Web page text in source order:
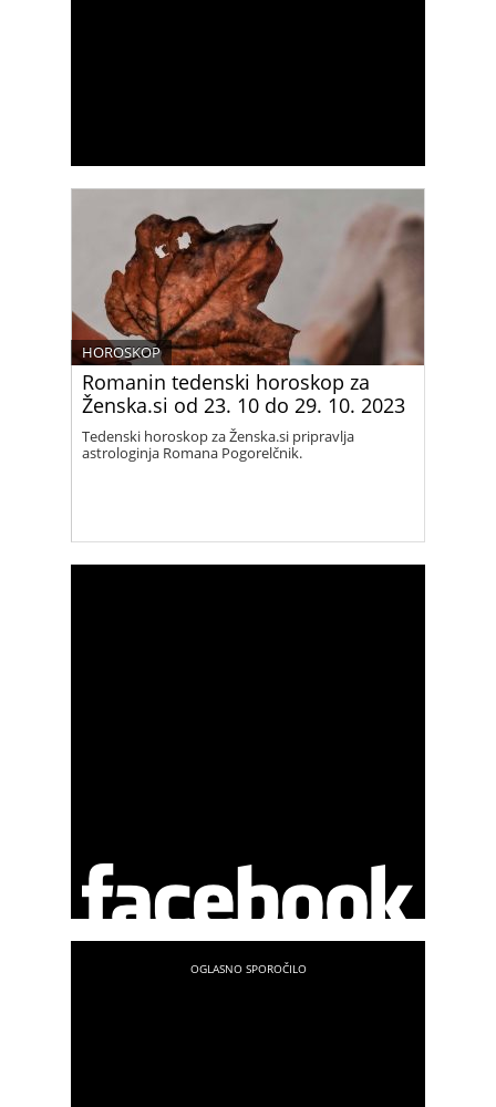
Romanin tedenski horoskop za
Ženska.si od 23. 10 do 29. 10. 2023
HOROSKOP
Tedenski horoskop za Ženska.si pripravlja
astrologinja Romana Pogorelčnik.